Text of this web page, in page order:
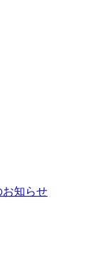
お知らせ